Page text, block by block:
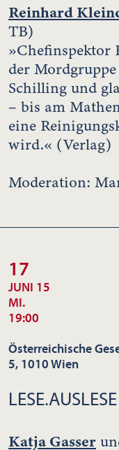
Reinhard
TB)
»Chefinspektor
der
Schilling und
– bis am
eine
wird.« (Verlag)
Moderation:
17
JUNI 15
MI.
19:00
Österreichische
5, 1010 Wien
LESE.AUSLESE
Katja Gasser